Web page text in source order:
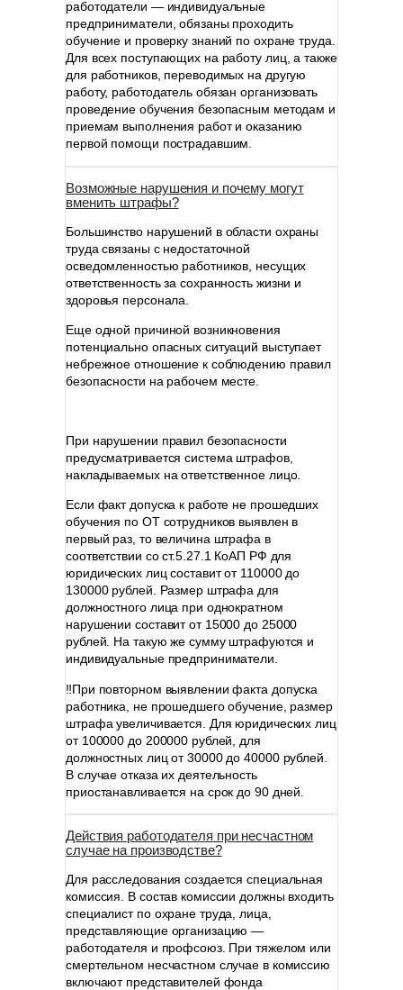
работодатели — индивидуальные
предприниматели, обязаны проходить
обучение и проверку знаний по охране труда.
Для всех поступающих на работу лиц, а также
для работников, переводимых на другую
работу, работодатель обязан организовать
проведение обучения безопасным методам и
приемам выполнения работ и оказанию
первой помощи пострадавшим.
Возможные нарушения и почему могут
вменить штрафы?
Большинство нарушений в области охраны
труда связаны с недостаточной
осведомленностью работников, несущих
ответственность за сохранность жизни и
здоровья персонала.
Еще одной причиной возникновения
потенциально опасных ситуаций выступает
небрежное отношение к соблюдению правил
безопасности на рабочем месте.
При нарушении правил безопасности
предусматривается система штрафов,
накладываемых на ответственное лицо.
Если факт допуска к работе не прошедших
обучения по ОТ сотрудников выявлен в
первый раз, то величина штрафа в
соответствии со ст.5.27.1 КоАП РФ для
юридических лиц составит от 110000 до
130000 рублей. Размер штрафа для
должностного лица при однократном
нарушении составит от 15000 до 25000
рублей. На такую же сумму штрафуются и
индивидуальные предприниматели.
‼При повторном выявлении факта допуска
работника, не прошедшего обучение, размер
штрафа увеличивается. Для юридических лиц
от 100000 до 200000 рублей, для
должностных лиц от 30000 до 40000 рублей.
В случае отказа их деятельность
приостанавливается на срок до 90 дней.
Действия работодателя при несчастном
случае на производстве?
Для расследования создается специальная
комиссия. В состав комиссии должны входить
специалист по охране труда, лица,
представляющие организацию —
работодателя и профсоюз. При тяжелом или
смертельном несчастном случае в комиссию
включают представителей фонда